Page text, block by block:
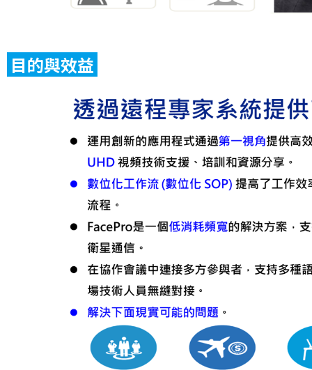
目的與效益